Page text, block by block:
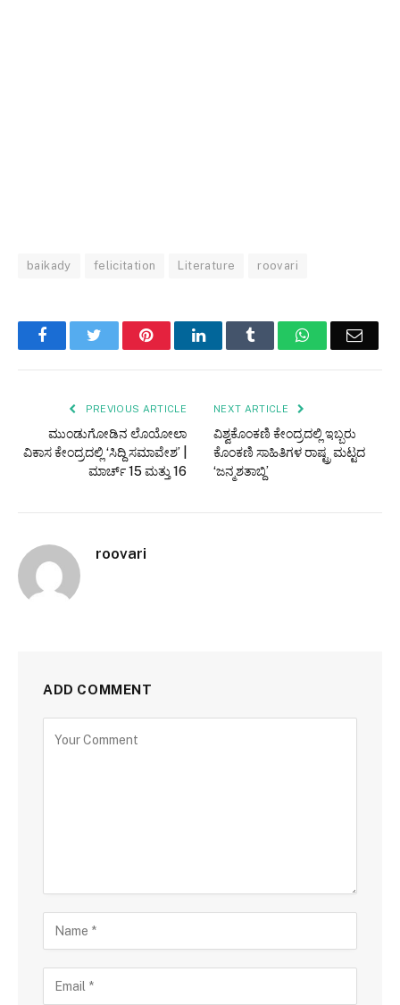
baikady felicitation Literature roovari
FacebookTwitter PinterestLinkedInTumblr WhatsAppEmail
PREVIOUS ARTICLE
ಮುಂಡುಗೋಡಿನ ಲೊಯೋಲಾ
ವಿಕಾಸ ಕೇಂದ್ರದಲ್ಲಿ ‘ಸಿದ್ದಿ ಸಮಾವೇಶ’ |
ಮಾರ್ಚ್ 15 ಮತ್ತು 16
NEXT ARTICLE
ವಿಶ್ವಕೊಂಕಣಿ ಕೇಂದ್ರದಲ್ಲಿ ಇಬ್ಬರು
ಕೊಂಕಣಿ ಸಾಹಿತಿಗಳ ರಾಷ್ಟ್ರ ಮಟ್ಟದ
‘ಜನ್ಮಶತಾಬ್ದಿ’
roovari
ADD COMMENT